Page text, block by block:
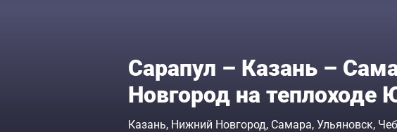
Сарапул – Казань –
Новгород на теплоходе
Казань Нижний Новгород Самара Ульяновск